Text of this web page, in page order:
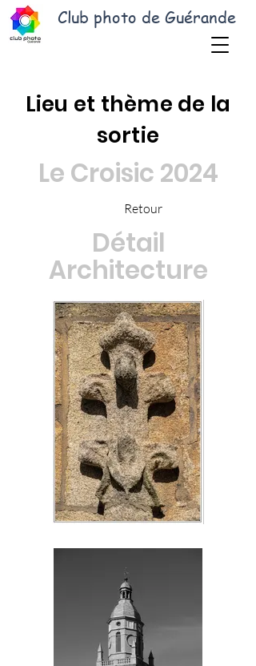
Club photo de Guérande
Lieu et thème de la
sortie
Le Croisic 2024
Retour
Détail
Architecture